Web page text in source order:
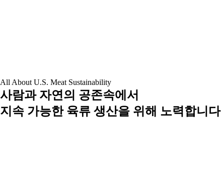
All About U.S. Meat Sustainability
사람과 자연의 공존속에서
지속 가능한 육류 생산을 위해 노력합니다